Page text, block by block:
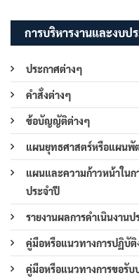
การบริหารงานและงบป
ประกาศต่างๆ
คำสั่งต่างๆ
ข้อบัญญัติต่างๆ
แผนยุทธศาสตร์หรือแผนพั
แผนและความก้าวหน้าในก
ประจำปี
รายงานผลการดำเนินงานป
คู่มือหรือแนวทางการปฏิบัติ
คู่มือหรือแนวทางการขอรับ